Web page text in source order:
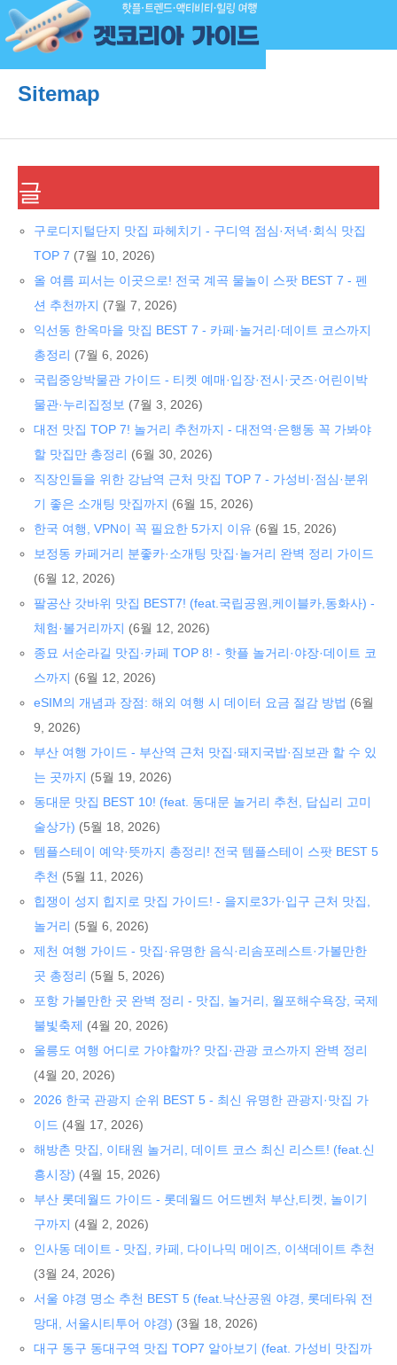
Sitemap
글
구로디지털단지 맛집 파헤치기 - 구디역 점심·저녁·회식 맛집
TOP 7 (7월 10, 2026)
올 여름 피서는 이곳으로! 전국 계곡 물놀이 스팟 BEST 7 - 펜
션 추천까지 (7월 7, 2026)
익선동 한옥마을 맛집 BEST 7 - 카페·놀거리·데이트 코스까지
총정리 (7월 6, 2026)
국립중앙박물관 가이드 - 티켓 예매·입장·전시·굿즈·어린이박
물관·누리집정보 (7월 3, 2026)
대전 맛집 TOP 7! 놀거리 추천까지 - 대전역·은행동 꼭 가봐야
할 맛집만 총정리 (6월 30, 2026)
직장인들을 위한 강남역 근처 맛집 TOP 7 - 가성비·점심·분위
기 좋은 소개팅 맛집까지 (6월 15, 2026)
한국 여행, VPN이 꼭 필요한 5가지 이유 (6월 15, 2026)
보정동 카페거리 분좋카·소개팅 맛집·놀거리 완벽 정리 가이드
(6월 12, 2026)
팔공산 갓바위 맛집 BEST7! (feat.국립공원,케이블카,동화사) -
체험·볼거리까지 (6월 12, 2026)
종묘 서순라길 맛집·카페 TOP 8! - 핫플 놀거리·야장·데이트 코
스까지 (6월 12, 2026)
eSIM의 개념과 장점: 해외 여행 시 데이터 요금 절감 방법 (6월
9, 2026)
부산 여행 가이드 - 부산역 근처 맛집·돼지국밥·짐보관 할 수 있
는 곳까지 (5월 19, 2026)
동대문 맛집 BEST 10! (feat. 동대문 놀거리 추천, 답십리 고미
술상가) (5월 18, 2026)
템플스테이 예약·뜻까지 총정리! 전국 템플스테이 스팟 BEST 5
추천 (5월 11, 2026)
힙쟁이 성지 힙지로 맛집 가이드! - 을지로3가·입구 근처 맛집,
놀거리 (5월 6, 2026)
제천 여행 가이드 - 맛집·유명한 음식·리솜포레스트·가볼만한
곳 총정리 (5월 5, 2026)
포항 가볼만한 곳 완벽 정리 - 맛집, 놀거리, 월포해수욕장, 국제
불빛축제 (4월 20, 2026)
울릉도 여행 어디로 가야할까? 맛집·관광 코스까지 완벽 정리
(4월 20, 2026)
2026 한국 관광지 순위 BEST 5 - 최신 유명한 관광지·맛집 가
이드 (4월 17, 2026)
해방촌 맛집, 이태원 놀거리, 데이트 코스 최신 리스트! (feat.신
흥시장) (4월 15, 2026)
부산 롯데월드 가이드 - 롯데월드 어드벤처 부산,티켓, 놀이기
구까지 (4월 2, 2026)
인사동 데이트 - 맛집, 카페, 다이나믹 메이즈, 이색데이트 추천
(3월 24, 2026)
서울 야경 명소 추천 BEST 5 (feat.낙산공원 야경, 롯데타워 전
망대, 서울시티투어 야경) (3월 18, 2026)
대구 동구 동대구역 맛집 TOP7 알아보기 (feat. 가성비 맛집까